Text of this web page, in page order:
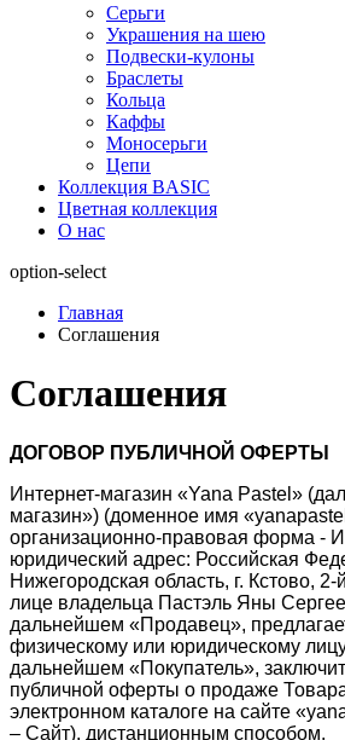
Серьги
Украшения на шею
Подвески-кулоны
Браслеты
Кольца
Каффы
Моносерьги
Цепи
Коллекция BASIC
Цветная коллекция
О нас
option-select
Главная
Соглашения
Соглашения
ДОГОВОР ПУБЛИЧНОЙ ОФЕРТЫ
Интернет-магазин «Yana Pastel»
магазин») (доменное имя
организационно-правовая форма -
юридический адрес: Российская
Нижегородская область, г. Кстово,
лице владельца Пастэль Яны
дальнейшем «Продавец»,
физическому или юридическому
дальнейшем «Покупатель»,
публичной оферты о продаже
электронном каталоге на сайте
– Сайт), дистанционным способом.